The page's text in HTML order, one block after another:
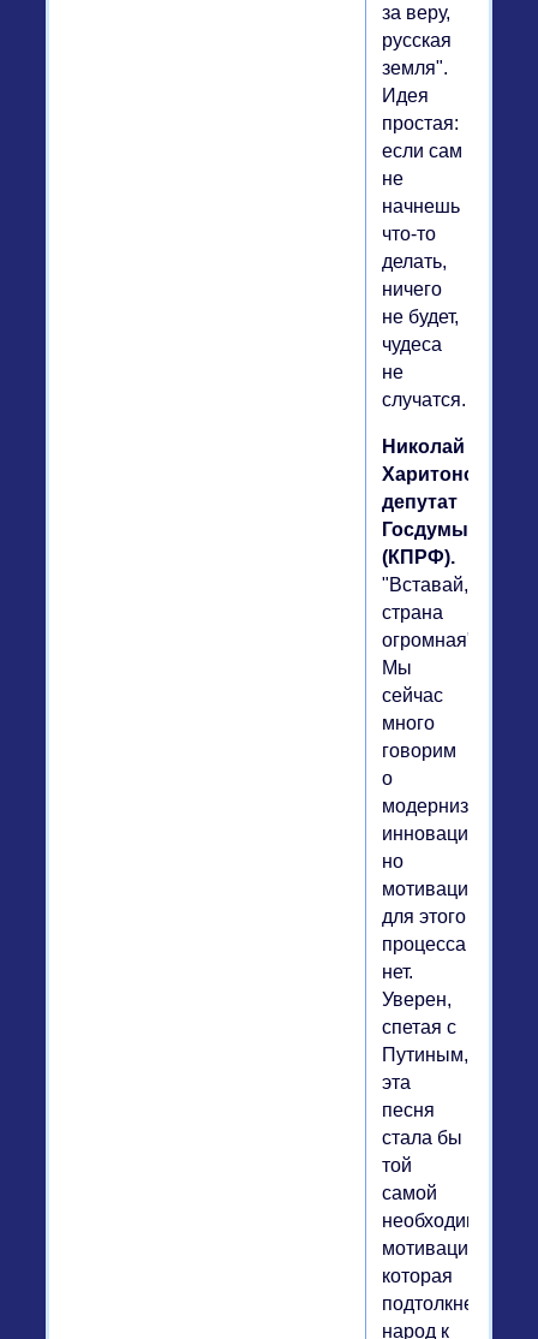
за веру,
русская
земля".
Идея
простая:
если сам
не
начнешь
что-то
делать,
ничего
не будет,
чудеса
не
случатся.
Николай
Харитонов,
депутат
Госдумы
(КПРФ).
"Вставай,
страна
огромная".
Мы
сейчас
много
говорим
о
модернизации,
инновациях,
но
мотивации
для этого
процесса
нет.
Уверен,
спетая с
Путиным,
эта
песня
стала бы
той
самой
необходимой
мотивацией,
которая
подтолкнет
народ к